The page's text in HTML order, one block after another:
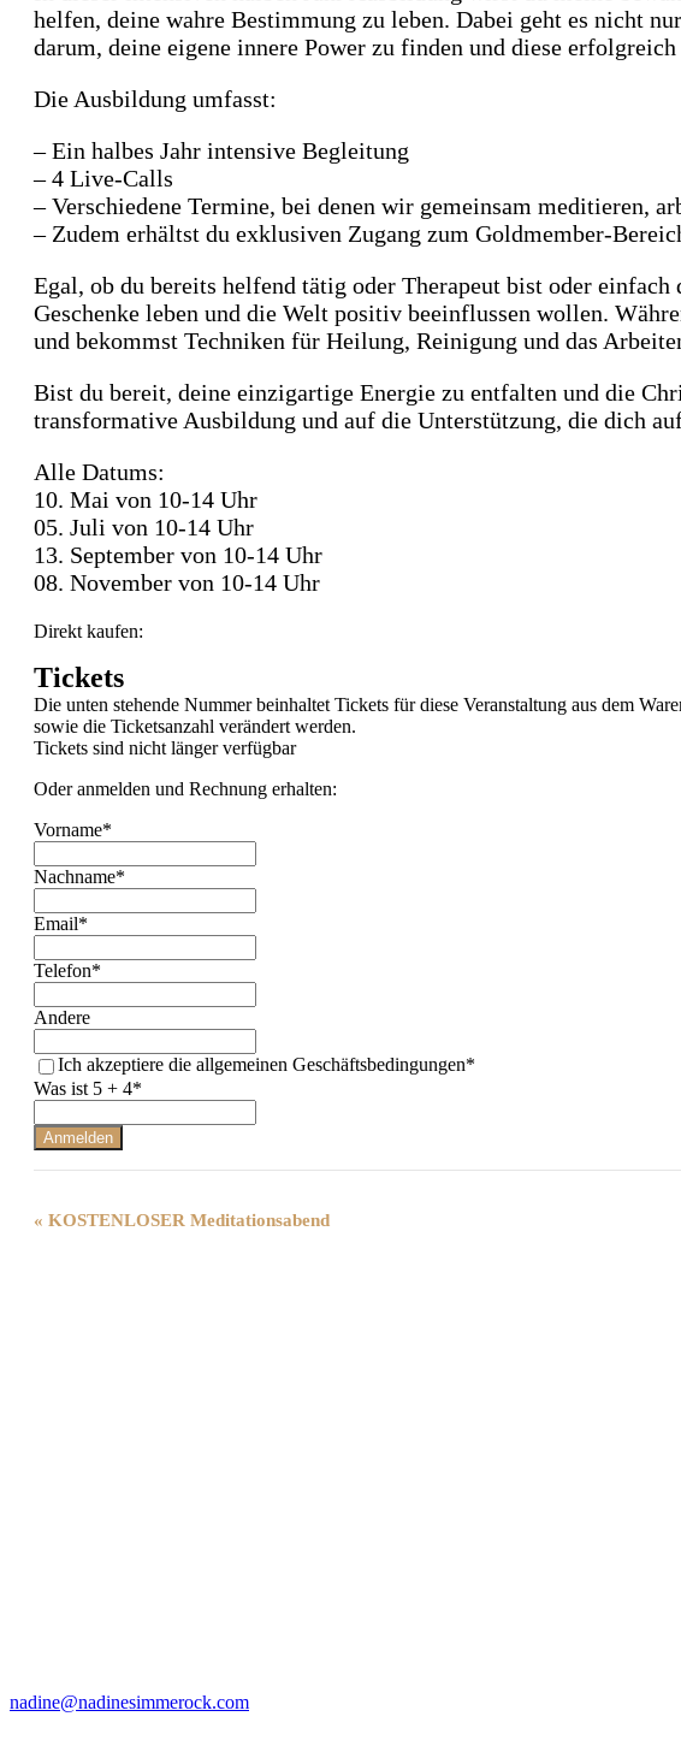
helfen, deine wahre Bestimmung zu leben. Dabei geht es nicht
darum, deine eigene innere Power zu finden und diese
Die Ausbildung umfasst:
– Ein halbes Jahr intensive Begleitung
– 4 Live-Calls
– Verschiedene Termine, bei denen wir gemeinsam meditieren,
– Zudem erhältst du exklusiven Zugang zum Goldmember-
Egal, ob du bereits helfend tätig oder Therapeut bist oder
Geschenke leben und die Welt positiv beeinflussen wollen.
und bekommst Techniken für Heilung, Reinigung und das
Bist du bereit, deine einzigartige Energie zu entfalten und die
transformative Ausbildung und auf die Unterstützung, die dich
Alle Datums:
10. Mai von 10-14 Uhr
05. Juli von 10-14 Uhr
13. September von 10-14 Uhr
08. November von 10-14 Uhr
Direkt kaufen:
Tickets
Die unten stehende Nummer beinhaltet Tickets für diese Veranstaltung aus dem
sowie die Ticketsanzahl verändert werden.
Tickets sind nicht länger verfügbar
Oder anmelden und Rechnung erhalten:
Vorname*
Nachname*
Email*
Telefon*
Andere
Ich akzeptiere die allgemeinen Geschäftsbedingungen*
Was ist 5 + 4*
Veranstaltung-
« KOSTENLOSER Meditationsabend
nadine@nadinesimmerock.com